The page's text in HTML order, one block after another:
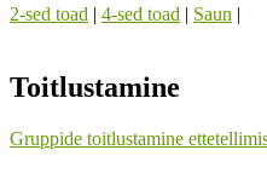
2-sed toad | 4-sed toad | Saun |
Toitlustamine
Gruppide toitlustamine